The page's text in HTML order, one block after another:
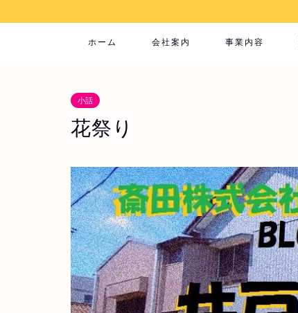
ホーム 会社案内 事業内容
小話
花祭り